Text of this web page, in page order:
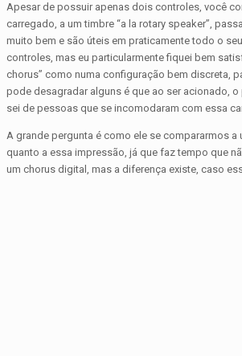
Apesar de possuir apenas dois controles, você
carregado, a um timbre “a la rotary speaker”,
muito bem e são úteis em praticamente todo o
controles, mas eu particularmente fiquei bem
chorus” como numa configuração bem discreta,
pode desagradar alguns é que ao ser acionado,
sei de pessoas que se incomodaram com essa
A grande pergunta é como ele se compararmos
quanto a essa impressão, já que faz tempo que
um chorus digital, mas a diferença existe, caso